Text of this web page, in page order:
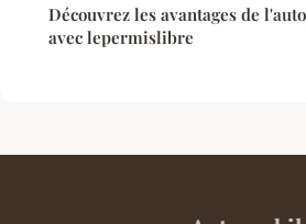
Découvrez les avantages de
avec lepermislibre